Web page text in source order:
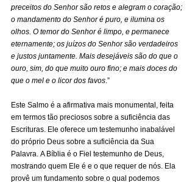
preceitos do Senhor são retos e alegram o coração;
o mandamento do Senhor é puro, e ilumina os
olhos. O temor do Senhor é limpo, e permanece
eternamente; os juízos do Senhor são verdadeiros
e justos juntamente. Mais desejáveis são do que o
ouro, sim, do que muito ouro fino; e mais doces do
que o mel e o licor dos favos.”
Este Salmo é a afirmativa mais monumental, feita
em termos tão preciosos sobre a suficiência das
Escrituras. Ele oferece um testemunho inabalável
do próprio Deus sobre a suficiência da Sua
Palavra. A Bíblia é o Fiel testemunho de Deus,
mostrando quem Ele é e o que requer de nós. Ela
provê um fundamento sobre o qual podemos